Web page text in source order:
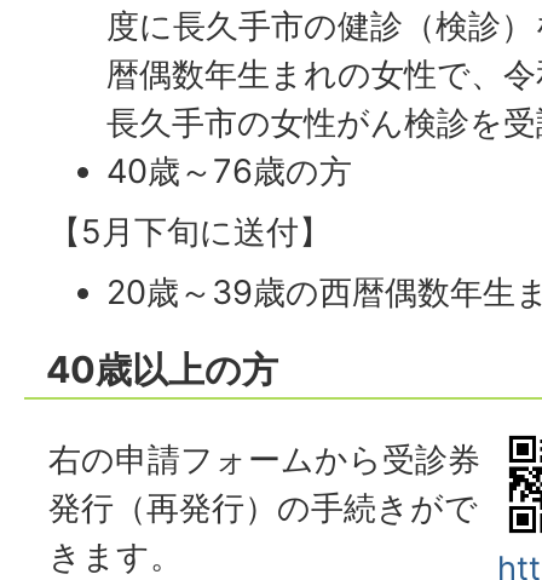
度に長久手市の健診（検診
暦偶数年生まれの女性で、
長久手市の女性がん検診を
40歳～76歳の方
【5月下旬に送付】
20歳～39歳の西暦偶数年生
40歳以上の方
右の申請フォームから受診券
発行（再発行）の手続きがで
きます。